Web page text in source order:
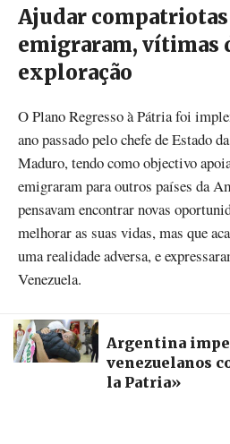
Ajudar compatriotas
emigraram, vítimas
exploração
O Plano Regresso à Pátria foi
ano passado pelo chefe de Estado
Maduro, tendo como objectivo
emigraram para outros países da
pensavam encontrar novas
melhorar as suas vidas, mas que
uma realidade adversa, e
Venezuela.
Argentina
venezuelanos
la Patria»